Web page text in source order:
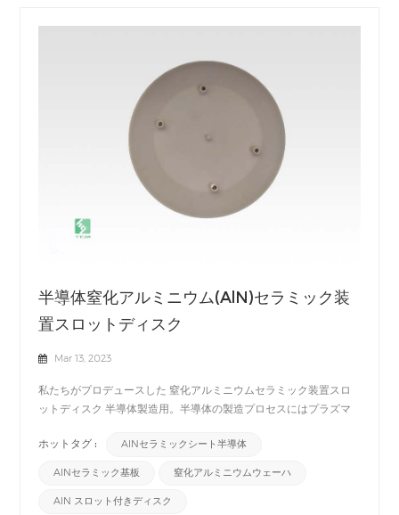
半導体窒化アルミニウム(AlN)セラミック装
置スロットディスク
Mar 13, 2023
私たちがプロデュースした 窒化アルミニウムセラミック装置スロ
ットディスク 半導体製造用。半導体の製造プロセスにはプラズマ
ウム(AlN)セラミック 耐プラズマ性に優れているため、半導体製造
に適しています。さらに、半導体の製造では、ウェハ上に高品質の
わせて使用されます。堆積チャンバーとウェーハハンドリングツー
ホットタグ : AlNセラミックシート半導体
AlNセラミック基板 窒化アルミニウムウェーハ
AlN スロット付きディスク